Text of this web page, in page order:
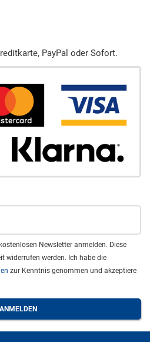
PayPal oder Sofort.
Newsletter anmelden. Diese
widerrufen werden. Ich habe die
zur Kenntnis genommen und akzeptiere